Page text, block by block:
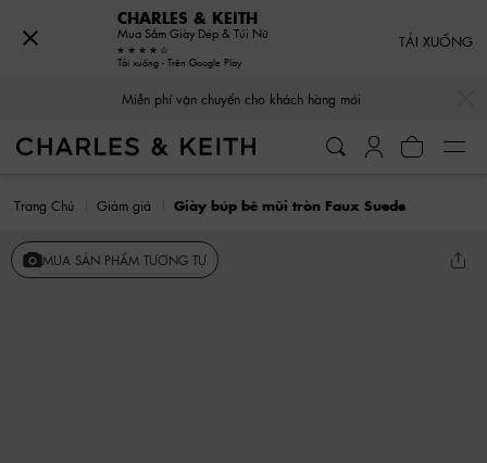
Miễn phí vận chuyển cho khách hàng mới
Trang Chủ Giảm giá Giày búp bê mũi tròn Faux Suede
MUA SẢN PHẨM TƯƠNG TỰ
CHARLES & KEITH
Mua Sắm Giày Dép & Túi Nữ
Tải xuống - Trên Google Play
TẢI XUỐNG